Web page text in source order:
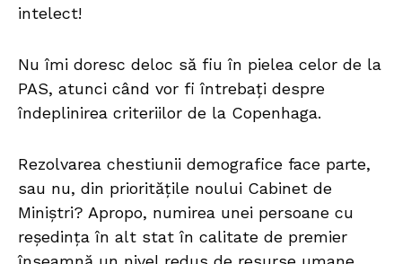
intelect!
Nu îmi doresc deloc să fiu în pielea celor de la
PAS, atunci când vor fi întrebați despre
îndeplinirea criteriilor de la Copenhaga.
Rezolvarea chestiunii demografice face parte,
sau nu, din prioritățile noului Cabinet de
Miniștri? Apropo, numirea unei persoane cu
reședința în alt stat în calitate de premier